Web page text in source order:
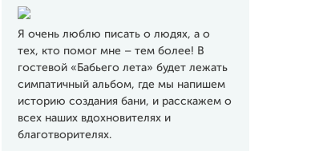
Я очень люблю писать о людях, а о
тех, кто помог мне – тем более! В
гостевой «Бабьего лета» будет лежать
симпатичный альбом, где мы напишем
историю создания бани, и расскажем о
всех наших вдохновителях и
благотворителях.